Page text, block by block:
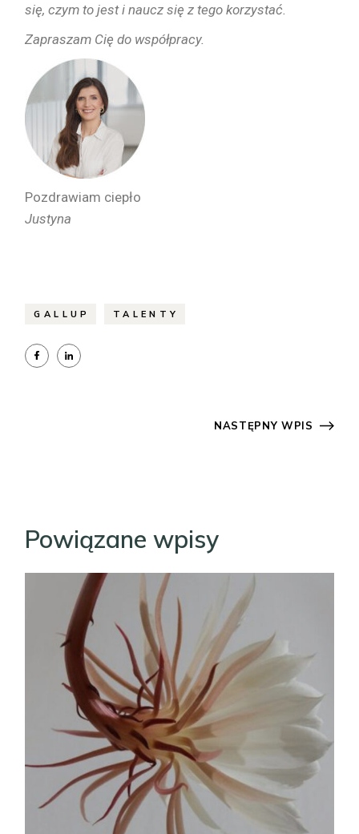
się, czym to jest i naucz się z tego korzystać.
Zapraszam Cię do współpracy.
Pozdrawiam ciepło
Justyna
GALLUP TALENTY
NASTĘPNY WPIS
Powiązane wpisy